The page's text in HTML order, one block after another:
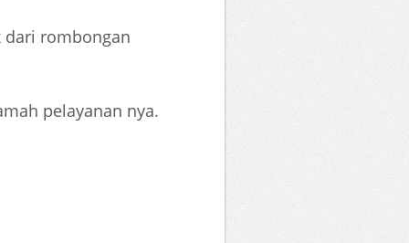
dari rombongan
pelayanan nya.